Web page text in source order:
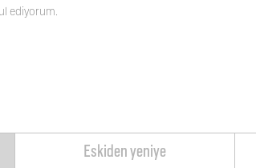
ediyorum.
Eskiden yeniye